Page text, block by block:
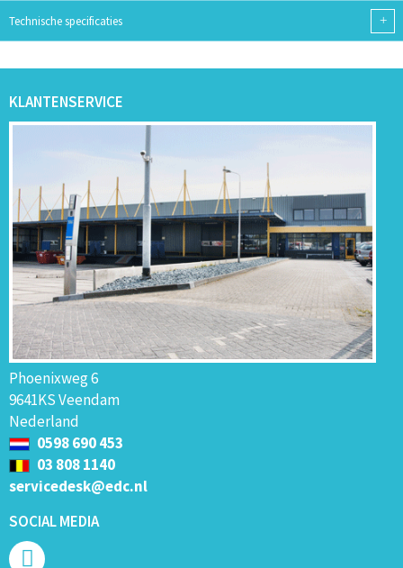
Technische specificaties +
KLANTENSERVICE
Phoenixweg 6
9641KS Veendam
Nederland
0598 690 453
03 808 1140
servicedesk@edc.nl
SOCIAL MEDIA